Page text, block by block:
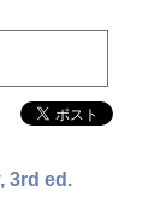
3rd ed.